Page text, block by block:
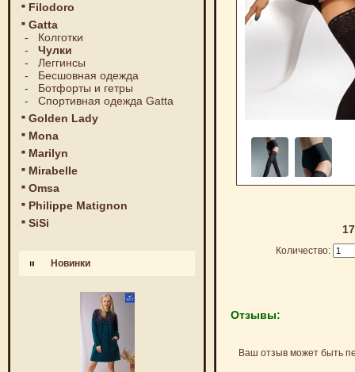
Filodoro
Gatta
- Колготки
- Чулки
- Леггинсы
- Бесшовная одежда
- Ботфорты и гетры
- Спортивная одежда Gatta
Golden Lady
Mona
Marilyn
Mirabelle
Omsa
Philippe Matignon
SiSi
Новинки
Количество:
Отзывы:
Ваш отзыв может быть